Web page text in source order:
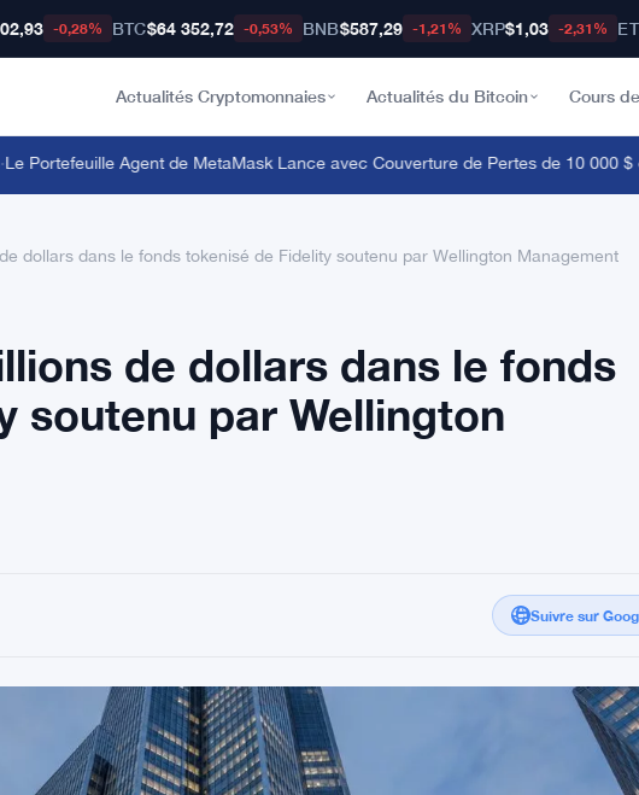
-0,28% BTC$64 352,72 -0,53% BNB$587,29 -1,21% XRP$1,03 -2,31%
Actualités Cryptomonnaies Actualités du Bitcoin Cours
Portefeuille Agent de MetaMask Lance avec Couverture de Pertes de 10 000 $ et
dollars dans le fonds tokenisé de Fidelity soutenu par Wellington Management
de dollars dans le fonds
soutenu par Wellington
Suivre sur